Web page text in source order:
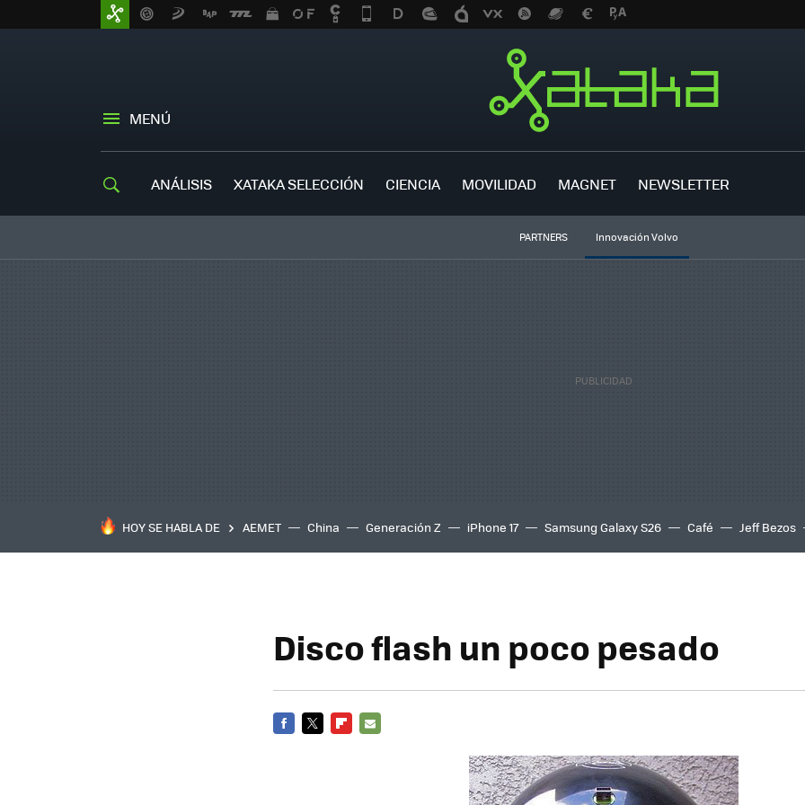
MENÚ
ANÁLISIS XATAKA SELECCIÓN CIENCIA MOVILIDAD MAGNET NEWSLETTER
PARTNERS Innovación Volvo
HOY SE HABLA DE AEMET China Generación Z iPhone 17 Samsung Galaxy S26 Café Jeff Bezos
Disco flash un poco pesado